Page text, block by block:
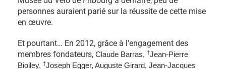
personnes auraient parié sur la réussite de cette mise
en œuvre.
Et pourtant… En 2012, grâce à l’engagement des
membres fondateurs, Claude Barras, †Jean-Pierre
Biolley, †Joseph Egger, Auguste Girard, Jean-Jacques